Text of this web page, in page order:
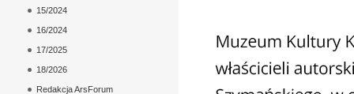
15/2024
16/2024
17/2025
18/2026
Redakcja ArsForum